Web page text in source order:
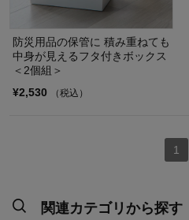
防災用品の保管に 積み重ねても
中身が見えるフタ付きボックス
＜2個組＞
¥2,530
（税込）
1
関連カテゴリから探す